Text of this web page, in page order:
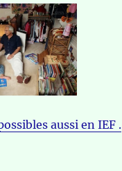
aussi en IEF .